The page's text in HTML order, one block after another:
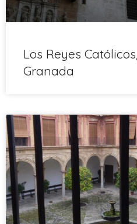
Los Reyes
Granada